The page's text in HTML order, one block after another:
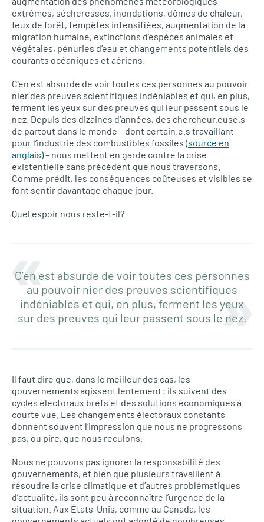
extrêmes, sécheresses, inondations, dômes de chaleur,
feux de forêt, tempêtes intensifiées, augmentation de la
migration humaine, extinctions d’espèces animales et
végétales, pénuries d’eau et changements potentiels des
courants océaniques et aériens.
C’en est absurde de voir toutes ces personnes au pouvoir
nier des preuves scientifiques indéniables et qui, en plus,
ferment les yeux sur des preuves qui leur passent sous le
nez. Depuis des dizaines d’années, des chercheur.euse.s
de partout dans le monde – dont certain.e.s travaillant
pour l’industrie des combustibles fossiles (source en
anglais) – nous mettent en garde contre la crise
existentielle sans précédent que nous traversons.
Comme prédit, les conséquences coûteuses et visibles se
font sentir davantage chaque jour.
Quel espoir nous reste-t-il?
C’en est absurde de voir toutes ces personnes
au pouvoir nier des preuves scientifiques
indéniables et qui, en plus, ferment les yeux
sur des preuves qui leur passent sous le nez.
Il faut dire que, dans le meilleur des cas, les
gouvernements agissent lentement : ils suivent des
cycles électoraux brefs et des solutions économiques à
courte vue. Les changements électoraux constants
donnent souvent l’impression que nous ne progressons
pas, ou pire, que nous reculons.
Nous ne pouvons pas ignorer la responsabilité des
gouvernements, et bien que plusieurs travaillent à
résoudre la crise climatique et d’autres problématiques
d’actualité, ils sont peu à reconnaître l’urgence de la
situation. Aux États-Unis, comme au Canada, les